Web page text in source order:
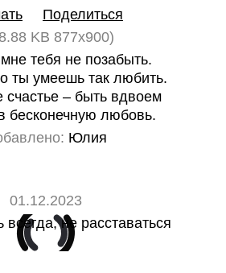
Поделиться
KB 877x900)
тебя не позабыть.
ты умеешь так любить.
– быть вдвоем
бесконечную любовь.
Юлия
01.12.2023